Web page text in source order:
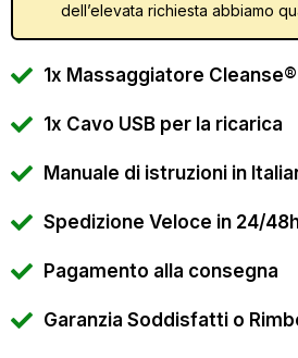
dell’elevata richiesta abbiamo
1x Massaggiatore Cleanse®
1x Cavo USB per la ricarica
Manuale di istruzioni in
Spedizione Veloce in 24/
Pagamento alla consegna
Garanzia Soddisfatti o